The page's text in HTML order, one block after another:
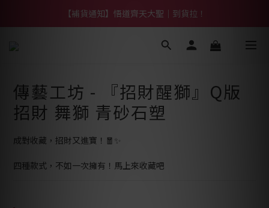
【熱門】馬上有系列！四種寶物幫你財運「轉」進來
【補貨通知】悟道齊天大聖｜到貨拉！
【熱門】馬上有系列！四種寶物幫你財運「轉」進來
傳藝工坊 - 『招財醒獅』Q版
招財 舞獅 青砂石塑
成對收藏，招財又進寶！🧧✨
四種款式，不如一次擁有！馬上來收藏吧